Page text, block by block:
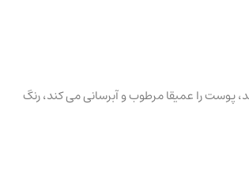
کند، پوست را عمیقا مرطوب و آبرسانی می کند، رنگ